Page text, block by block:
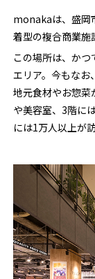
monakaは、盛岡
着型の複合商業施
この場所は、かつ
エリア。今もなお
地元食材やお惣
や美容室、3階に
には1万人以上が